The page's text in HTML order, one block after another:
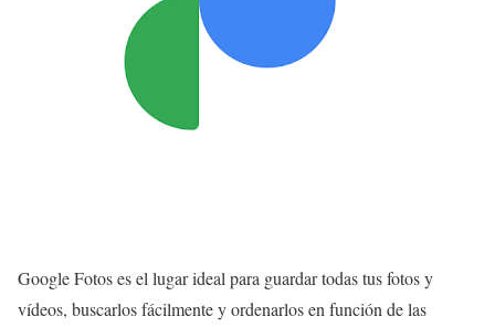
Google Fotos es el lugar ideal para guardar todas tus fotos y
vídeos, buscarlos fácilmente y ordenarlos en función de las